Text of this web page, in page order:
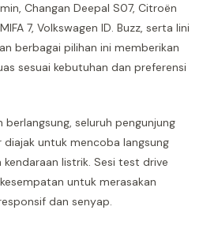
Changan Deepal S07, Citroën
7, Volkswagen ID. Buzz, serta lini
berbagai pilihan ini memberikan
sesuai kebutuhan dan preferensi
seluruh pengunjung
diajak untuk mencoba langsung
listrik. Sesi test drive
untuk merasakan
dan senyap.